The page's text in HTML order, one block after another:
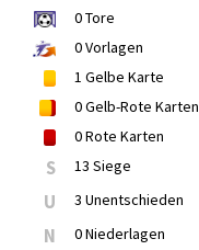
0Tore
0Vorlagen
1 Gelbe Karte
0Gelb-Rote Karten
0Rote Karten
S 13 Siege
U 3 Unentschieden
N 0 Niederlagen